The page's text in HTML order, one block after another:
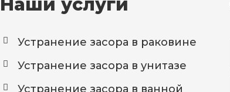
Устранение засора в раковине
Устранение засора в унитазе
Устранение засора в ванной